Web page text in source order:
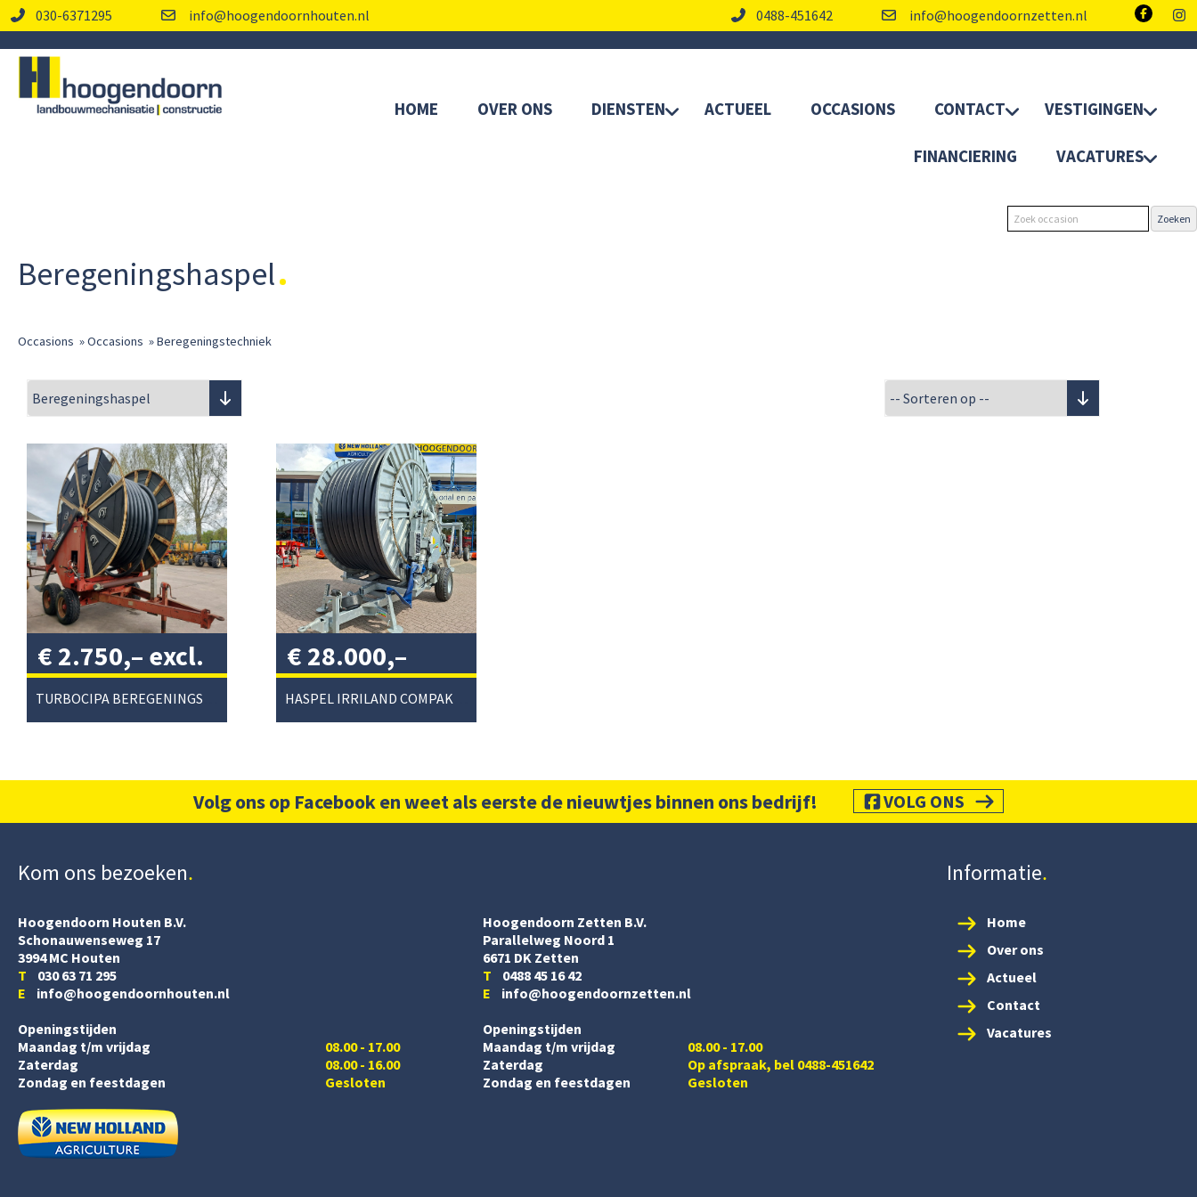
030-6371295 info@hoogendoornhouten.nl 0488-451642 info@hoogendoornzetten.nl
HOME OVER ONS DIENSTEN ACTUEEL OCCASIONS CONTACT VESTIGINGEN
FINANCIERING VACATURES
Beregeningshaspel
Occasions »Occasions »Beregeningstechniek
€ 2.750,– excl.
btw/ HASPEL IRRILAND COMPAKT110/450
€ 28.000,–
excl. btw/
Volg ons op Facebook en weet als eerste de nieuwtjes binnen ons bedrijf! VOLG ONS
Kom ons bezoeken
Hoogendoorn Houten B.V.
Schonauwenseweg 17
3994 MC Houten
T 030 63 71 295
E info@hoogendoornhouten.nl
Openingstijden
Maandag t/m vrijdag
Zaterdag
08.00 - 17.00
08.00 - 16.00
Zondag en feestdagen
Gesloten
Hoogendoorn Zetten B.V.
Parallelweg Noord 1
6671 DK Zetten
T 0488 45 16 42
E info@hoogendoornzetten.nl
Openingstijden
Maandag t/m vrijdag
08.00 - 17.00
Zaterdag
Op afspraak, bel 0488-451642
Zondag en feestdagen
Gesloten
Informatie
Home
Over ons
Actueel
Contact
Vacatures